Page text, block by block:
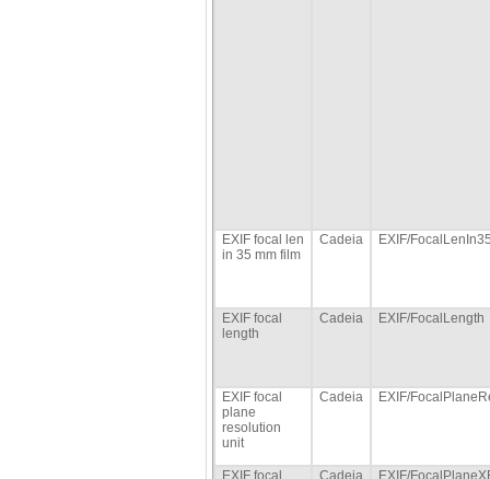
EXIF focal len
in 35 mm film
Cadeia EXIF/
EXIF focal
length
Cadeia EXIF/FocalLength
EXIF focal
plane
resolution
unit
Cadeia EXIF/
EXIF focal
Cadeia EXIF/